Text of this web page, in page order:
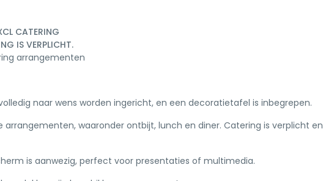
CATERING
IS VERPLICHT.
arrangementen
naar wens worden ingericht, en een decoratietafel is inbegrepen.
arrangementen, waaronder ontbijt, lunch en diner. Catering is verplicht en
is aanwezig, perfect voor presentaties of multimedia.